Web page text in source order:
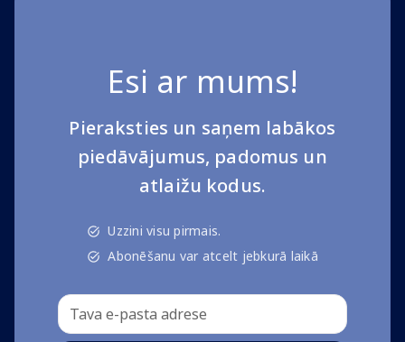
Esi ar mums!
Pieraksties un saņem labākos
piedāvājumus, padomus un
atlaižu kodus.
Uzzini visu pirmais.
Abonēšanu var atcelt jebkurā laikā